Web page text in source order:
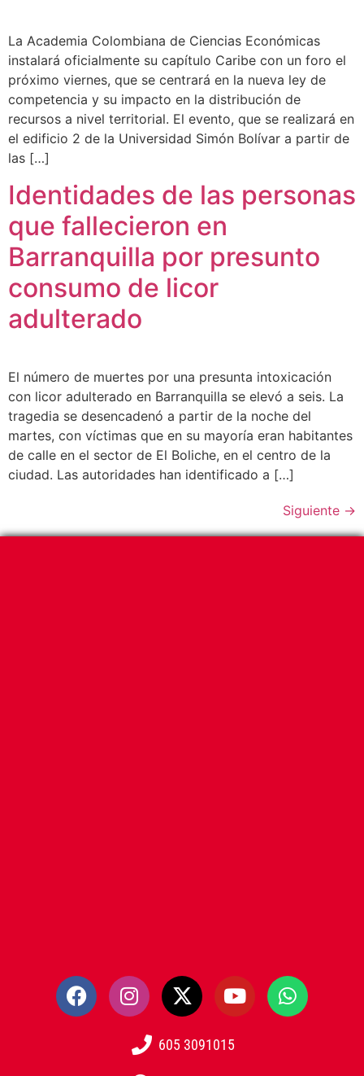
La Academia Colombiana de Ciencias Económicas
instalará oficialmente su capítulo Caribe con un foro el
próximo viernes, que se centrará en la nueva ley de
competencia y su impacto en la distribución de
recursos a nivel territorial. El evento, que se realizará en
el edificio 2 de la Universidad Simón Bolívar a partir de
las […]
Identidades de las personas
que fallecieron en
Barranquilla por presunto
consumo de licor
adulterado
El número de muertes por una presunta intoxicación
con licor adulterado en Barranquilla se elevó a seis. La
tragedia se desencadenó a partir de la noche del
martes, con víctimas que en su mayoría eran habitantes
de calle en el sector de El Boliche, en el centro de la
ciudad. Las autoridades han identificado a […]
Siguiente →
605 3091015